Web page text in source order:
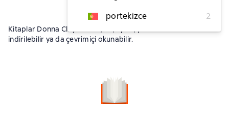
portekizce
2
Kitaplar Donna Clayton fb2, txt, epub, pdf formatlarında
indirilebilir ya da çevrimiçi okunabilir.